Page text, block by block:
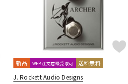
新品 WEB注文店頭受取可 送料無料
J. Rockett Audio Designs